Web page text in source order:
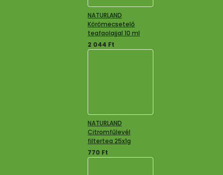
NATURLAND
Körömecsetelő
teafaolajjal 10 ml
2 044 Ft
NATURLAND
Citromfűlevél
filtertea 25x1g
770 Ft